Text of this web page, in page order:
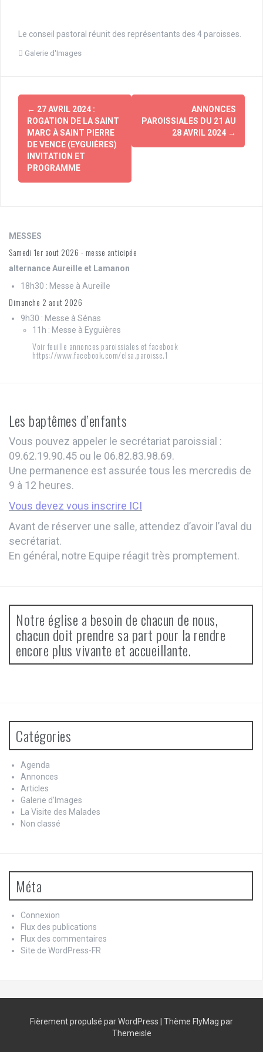
Le conseil pastoral réunit des représentants des 4 paroisses.
Galerie d'Images
Navigation
d'article
← 27 AVRIL 2024 :
ROGATION DE LA SAINT
MARC À SAINT PIERRE
DE VENCE (EYGUIÈRES)
INVITATION ET
PROGRAMME
ANNONCES
PAROISSIALES DU 21 AU
28 AVRIL 2024 →
MESSES
Samedi 1er aout 2026 - messe anticipée
alternance Aureille et Lamanon
18h30 : Messe à Aureille
Dimanche 2 aout 2026
9h30 : Messe à Sénas
11h : Messe à Eyguières
Voir feuille annonces paroissiales et facebook
https://www.facebook.com/elsa.paroisse.1
Les baptêmes d’enfants
Vous pouvez appeler le secrétariat paroissial :
09.62.19.90.45 ou le 06.82.83.98.69.
Une permanence est assurée tous les mercredis de
9 à 12 heures.
Vous devez vous inscrire ICI
Avant de réserver une salle, attendez d’avoir l’aval du
secrétariat.
En général, notre Equipe réagit très promptement.
Notre église a besoin de chacun de nous,
chacun doit prendre sa part pour la rendre
encore plus vivante et accueillante.
Catégories
Agenda
Annonces
Articles
Galerie d'Images
La Visite des Malades
Non classé
Méta
Connexion
Flux des publications
Flux des commentaires
Site de WordPress-FR
Fièrement propulsé par WordPress Thème FlyMag par
Themeisle